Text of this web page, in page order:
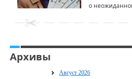
о
Архивы
Август 2026